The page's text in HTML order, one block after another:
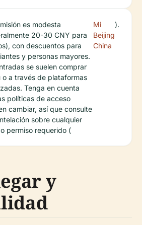
es modesta
20-30 CNY para
con descuentos para
y personas mayores.
se suelen comprar
o a través de plataformas
Tenga en cuenta
políticas de acceso
cambiar, así que consulte
sobre cualquier
permiso requerido (
Mi
Beijing
China
).
y